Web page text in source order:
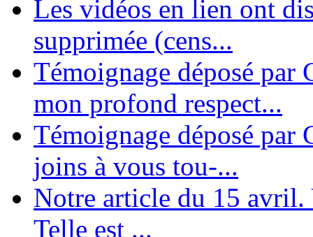
Les vidéos en lien ont
supprimée (cens...
Témoignage déposé par
mon profond respect...
Témoignage déposé par
joins à vous tou-...
Notre article du 15 avril.
Telle est ...